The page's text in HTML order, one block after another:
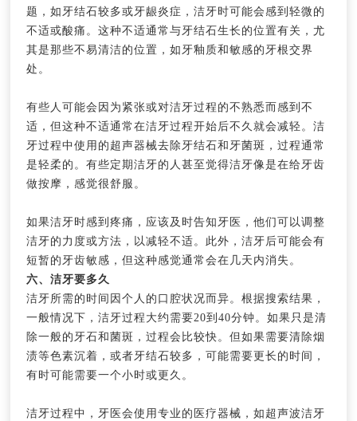
题，如牙结石较多或牙龈炎症，洁牙时可能会感到轻微的
不适或酸痛。这种不适通常与牙结石生长的位置有关，尤
其是那些不易清洁的位置，如牙釉质和敏感的牙根交界
处。
有些人可能会因为紧张或对洁牙过程的不熟悉而感到不
适，但这种不适通常在洁牙过程开始后不久就会减轻。洁
牙过程中使用的超声器械去除牙结石和牙菌斑，过程通常
是轻柔的。有些定期洁牙的人甚至觉得洁牙像是在给牙齿
做按摩，感觉很舒服。
如果洁牙时感到疼痛，应该及时告知牙医，他们可以调整
洁牙的力度或方法，以减轻不适。此外，洁牙后可能会有
短暂的牙齿敏感，但这种感觉通常会在几天内消失。
六、洁牙要多久
洁牙所需的时间因个人的口腔状况而异。根据搜索结果，
一般情况下，洁牙过程大约需要20到40分钟。如果只是清
除一般的牙石和菌斑，过程会比较快。但如果需要清除烟
渍等色素沉着，或者牙结石较多，可能需要更长的时间，
有时可能需要一个小时或更久。
洁牙过程中，牙医会使用专业的医疗器械，如超声波洁牙